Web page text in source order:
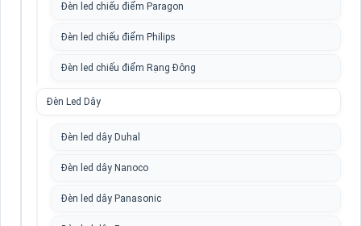
Đèn led chiếu điểm Paragon
Đèn led chiếu điểm Philips
Đèn led chiếu điểm Rạng Đông
Đèn Led Dây
Đèn led dây Duhal
Đèn led dây Nanoco
Đèn led dây Panasonic